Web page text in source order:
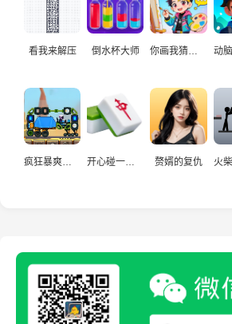
看我来解压 倒水杯大师
赘婿的复仇